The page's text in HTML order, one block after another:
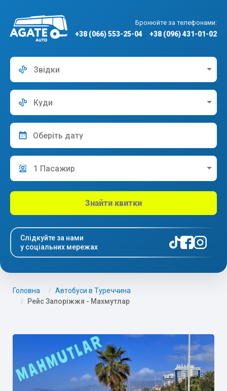
Бронюйте за телефонами:
+38 (066) 553-25-04 +38 (096) 431-01-02
Звідки
Куди
1 Пасажир
Знайти квитки
Слідкуйте за нами
у соціальних мережах
Головна
Автобуси в Туреччина
Рейс Запоріжжя - Махмутлар